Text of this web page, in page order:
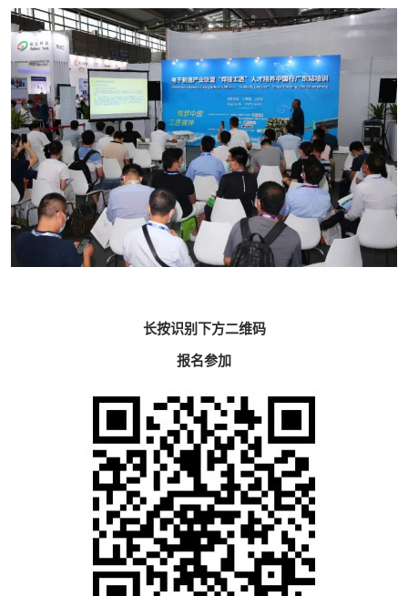
长按识别下方二维码
报名参加